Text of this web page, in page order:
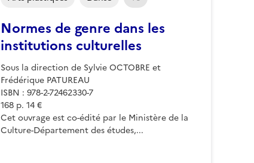
Normes de genre dans les
institutions culturelles
Sous la direction de Sylvie OCTOBRE et
Frédérique PATUREAU
ISBN : 978-2-72462330-7
168 p. 14 €
Cet ouvrage est co-édité par le Ministère de la
Culture-Département des études,...